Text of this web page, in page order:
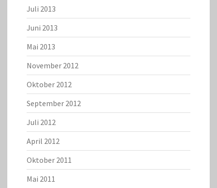
Juli 2013
Juni 2013
Mai 2013
November 2012
Oktober 2012
September 2012
Juli 2012
April 2012
Oktober 2011
Mai 2011